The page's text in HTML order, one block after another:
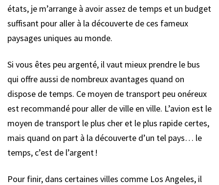
états, je m’arrange à avoir assez de temps et un budget
suffisant pour aller à la découverte de ces fameux
paysages uniques au monde.
Si vous êtes peu argenté, il vaut mieux prendre le bus
qui offre aussi de nombreux avantages quand on
dispose de temps. Ce moyen de transport peu onéreux
est recommandé pour aller de ville en ville. L’avion est le
moyen de transport le plus cher et le plus rapide certes,
mais quand on part à la découverte d’un tel pays… le
temps, c’est de l’argent !
Pour finir, dans certaines villes comme Los Angeles, il